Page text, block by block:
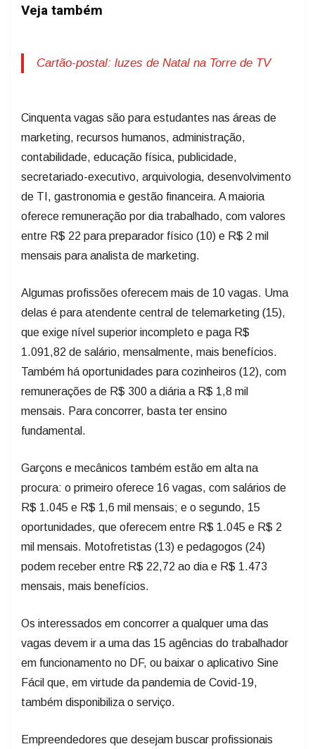
Veja também
Cartão-postal: luzes de Natal na Torre de TV
Cinquenta vagas são para estudantes nas áreas de
marketing, recursos humanos, administração,
contabilidade, educação física, publicidade,
secretariado-executivo, arquivologia, desenvolvimento
de TI, gastronomia e gestão financeira. A maioria
oferece remuneração por dia trabalhado, com valores
entre R$ 22 para preparador físico (10) e R$ 2 mil
mensais para analista de marketing.
Algumas profissões oferecem mais de 10 vagas. Uma
delas é para atendente central de telemarketing (15),
que exige nível superior incompleto e paga R$
1.091,82 de salário, mensalmente, mais benefícios.
Também há oportunidades para cozinheiros (12), com
remunerações de R$ 300 a diária a R$ 1,8 mil
mensais. Para concorrer, basta ter ensino
fundamental.
Garçons e mecânicos também estão em alta na
procura: o primeiro oferece 16 vagas, com salários de
R$ 1.045 e R$ 1,6 mil mensais; e o segundo, 15
oportunidades, que oferecem entre R$ 1.045 e R$ 2
mil mensais. Motofretistas (13) e pedagogos (24)
podem receber entre R$ 22,72 ao dia e R$ 1.473
mensais, mais benefícios.
Os interessados em concorrer a qualquer uma das
vagas devem ir a uma das 15 agências do trabalhador
em funcionamento no DF, ou baixar o aplicativo Sine
Fácil que, em virtude da pandemia de Covid-19,
também disponibiliza o serviço.
Empreendedores que desejam buscar profissionais